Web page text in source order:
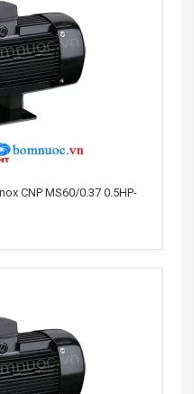
CNP MS60/0.37 0.5HP-